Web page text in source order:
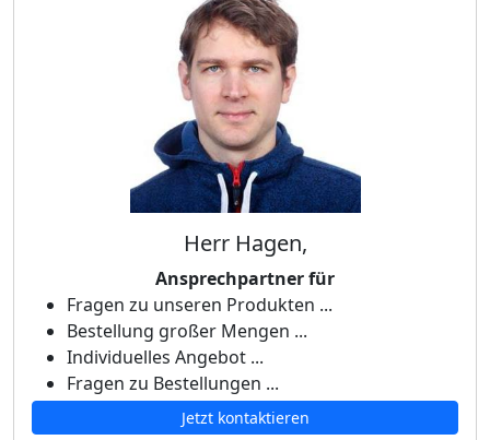
Herr Hagen,
Ansprechpartner für
Fragen zu unseren Produkten ...
Bestellung großer Mengen ...
Individuelles Angebot ...
Fragen zu Bestellungen ...
Jetzt kontaktieren